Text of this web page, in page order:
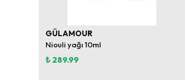
GÜLAMOUR
Niouli yağı 10ml
₺ 289.99